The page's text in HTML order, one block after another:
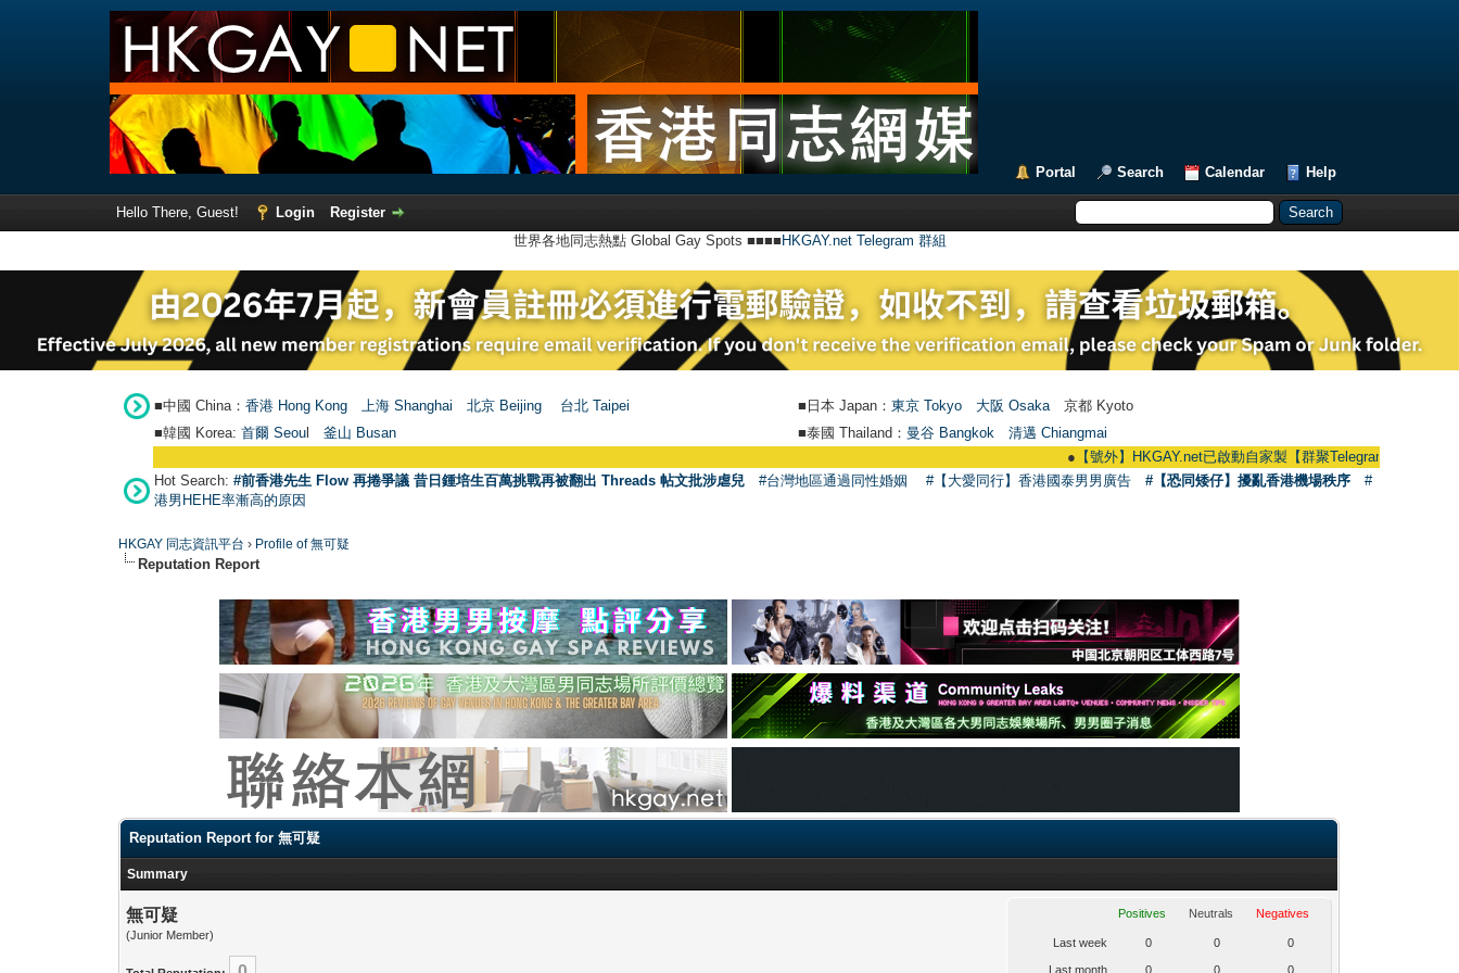
Portal Search Calendar Help
Hello There, Guest! Login
Register
世界各地同志熱點 Global Gay Spots ■■■■ HKGAY.net Telegram 群組
■中國 China： 香港 Hong Kong 上海 Shanghai 北京 Beijing 台北 Taipei ■日本 Japan： 東京 Tokyo 大阪 Osaka 京都 Kyoto
■韓國 Korea: 首爾 Seou 釜山 Busan ■泰國 Thailand： 曼谷 Bangkok
清邁 Chiangmai
【號外】HKGAY.net已啟動自家製【群聚Telegram群組】
Hot Search: #前香港先生 Flow 再捲爭議 昔日鍾培生百萬挑戰再被翻出 Threads 帖文批涉虐兒 #台灣地區通過同性婚姻 #【大愛同行】香港國泰男男廣告 #【恐同矮仔】擾亂香港機場秩序
#
港男HEHE率漸高的原因
HKGAY 同志資訊平台 › Profile of 無可疑
Reputation Report
Reputation Report for 無可疑
Summary
無可疑
(Junior Member)
Positives Neutrals Negatives
Last week 0 0 0
Last month 0 0 0